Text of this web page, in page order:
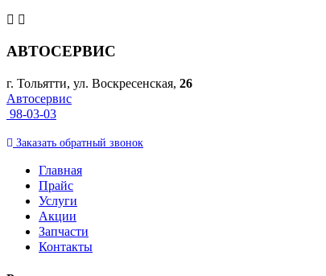
АВТОСЕРВИС
г. Тольятти, ул. Воскресенская, 26
Автосервис
98-03-03
Заказать обратный звонок
Главная
Прайс
Услуги
Акции
Запчасти
Контакты